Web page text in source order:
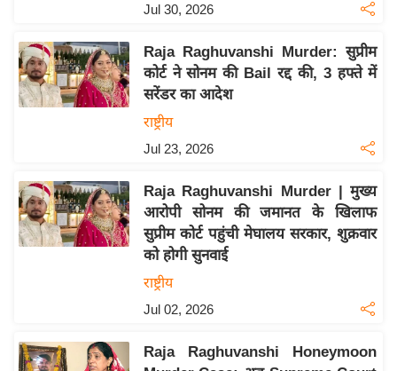
उ
द्यो
ग
त
वि
शे
ष
ब
Jul 30, 2026
Raja Raghuvanshi Murder: सुप्रीम
कोर्ट ने सोनम की Bail रद्द की, 3 हफ्ते में
सरेंडर का आदेश
राष्ट्रीय
Jul 23, 2026
Raja Raghuvanshi Murder | मुख्य
आरोपी सोनम की जमानत के खिलाफ
सुप्रीम कोर्ट पहुंची मेघालय सरकार, शुक्रवार
को होगी सुनवाई
राष्ट्रीय
Jul 02, 2026
Raja Raghuvanshi Honeymoon